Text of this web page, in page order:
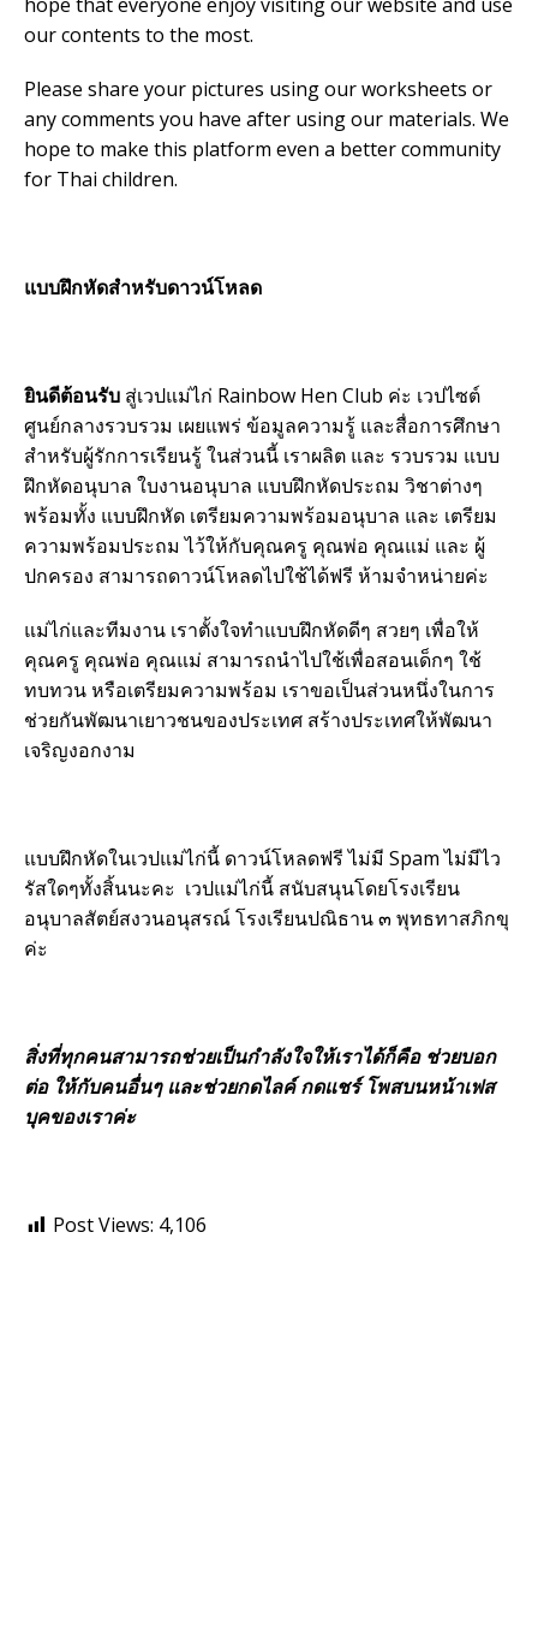
our contents to the most.
Please share your pictures using our worksheets or
any comments you have after using our materials. We
hope to make this platform even a better community
for Thai children.
แบบฝึกหัดสำหรับดาวน์โหลด
ยินดีต้อนรับ สู่เวปแม่ไก่ Rainbow Hen Club ค่ะ เวปไซต์
ศูนย์กลางรวบรวม เผยแพร่ ข้อมูลความรู้ และสื่อการศึกษา
สำหรับผู้รักการเรียนรู้ ในส่วนนี้ เราผลิต และ รวบรวม แบบ
ฝึกหัดอนุบาล ใบงานอนุบาล แบบฝึกหัดประถม วิชาต่างๆ
พร้อมทั้ง แบบฝึกหัด เตรียมความพร้อมอนุบาล และ เตรียม
ความพร้อมประถม ไว้ให้กับคุณครู คุณพ่อ คุณแม่ และ ผู้
ปกครอง สามารถดาวน์โหลดไปใช้ได้ฟรี ห้ามจำหน่ายค่ะ
แม่ไก่และทีมงาน เราตั้งใจทำแบบฝึกหัดดีๆ สวยๆ เพื่อให้
คุณครู คุณพ่อ คุณแม่ สามารถนำไปใช้เพื่อสอนเด็กๆ ใช้
ทบทวน หรือเตรียมความพร้อม เราขอเป็นส่วนหนึ่งในการ
ช่วยกันพัฒนาเยาวชนของประเทศ สร้างประเทศให้พัฒนา
เจริญงอกงาม
แบบฝึกหัดในเวปแม่ไก่นี้ ดาวน์โหลดฟรี ไม่มี Spam ไม่มีไว
รัสใดๆทั้งสิ้นนะคะ เวปแม่ไก่นี้ สนับสนุนโดยโรงเรียน
อนุบาลสัตย์สงวนอนุสรณ์ โรงเรียนปณิธาน ๓ พุทธทาสภิกขุ
ค่ะ
สิ่งที่ทุกคนสามารถช่วยเป็นกำลังใจให้เราได้ก็คือ ช่วยบอก
ต่อ ให้กับคนอื่นๆ และช่วยกดไลค์ กดแชร์ โพสบนหน้าเฟส
บุคของเราค่ะ
Post Views: 4,106